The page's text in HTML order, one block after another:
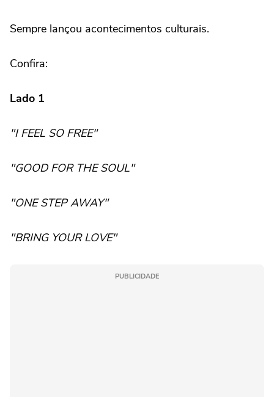
Sempre lançou acontecimentos culturais.
Confira:
Lado 1
"I FEEL SO FREE"
"GOOD FOR THE SOUL"
"ONE STEP AWAY"
"BRING YOUR LOVE"
PUBLICIDADE